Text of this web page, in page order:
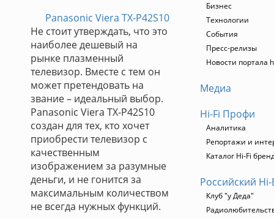
Panasonic Viera TX-P42S10
Не стоит утверждать, что это
наиболее дешевый на
рынке плазменный
телевизор. Вместе с тем он
может претендовать на
звание – идеальный выбор.
Panasonic Viera TX-P42S10
создан для тех, кто хочет
приобрести телевизор с
качественным
изображением за разумные
деньги, и не гонится за
максимальным количеством
не всегда нужных функций.
Бизнес
Технологии
События
Пресс-релизы
Новости портала
Медиа
Hi-Fi Профи
Аналитика
Репортажи и
Каталог Hi-Fi
Российский
Клуб "у Деда"